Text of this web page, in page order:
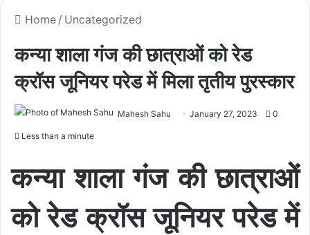
Home / Uncategorized
कन्या शाला गंज की छात्राओं को रेड
क्रॉस जूनियर परेड में मिला तृतीय पुरस्कार
Mahesh Sahu January 27, 2023 0
Less than a minute
कन्या शाला गंज की छात्राओं
को रेड क्रॉस जूनियर परेड में